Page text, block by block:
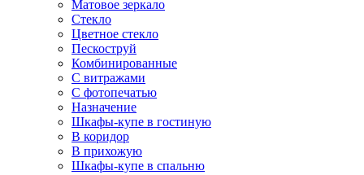
Матовое зеркало
Стекло
Цветное стекло
Пескоструй
Комбинированные
С витражами
С фотопечатью
Назначение
Шкафы-купе в гостиную
В коридор
В прихожую
Шкафы-купе в спальню